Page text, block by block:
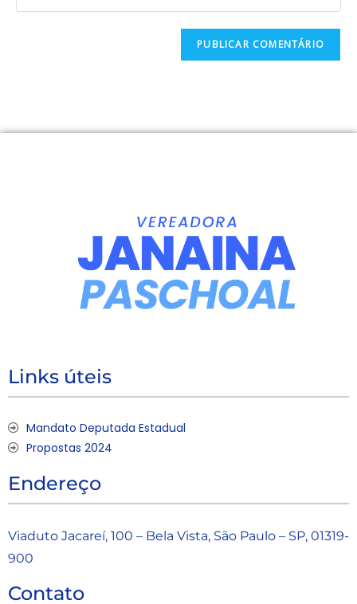
Links úteis
Mandato Deputada Estadual
Propostas 2024
Endereço
Viaduto Jacareí, 100 – Bela Vista, São Paulo – SP, 01319-
900
Contato